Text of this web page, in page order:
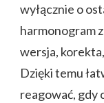
wyłącznie o
harmonogram
wersja,
Dzięki temu
reagować, gdy